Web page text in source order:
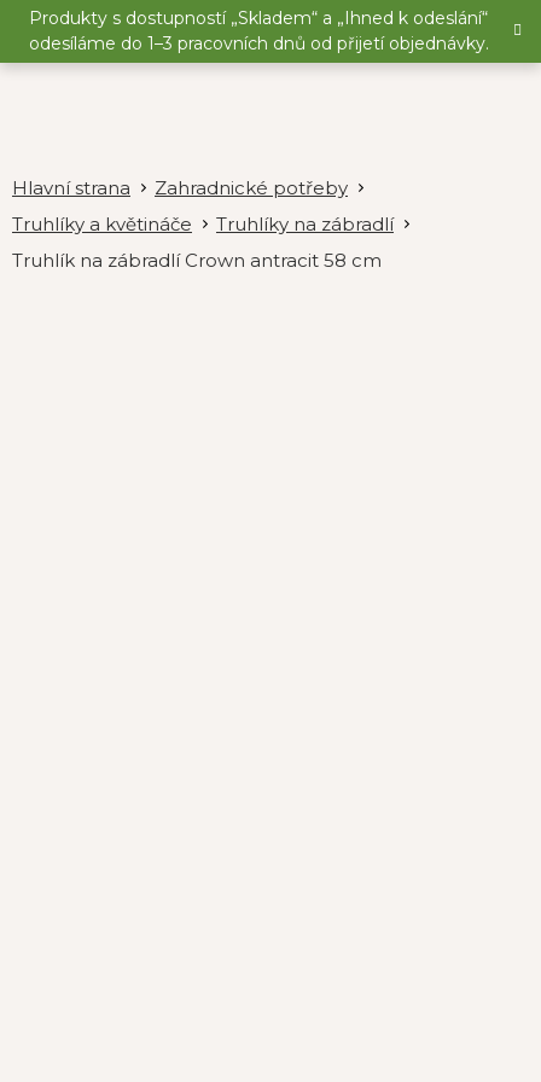
Přejít
obsah
Produkty s dostupností „Skladem“ a „Ihned k odeslání“
odesíláme do 1–3 pracovních dnů od přijetí objednávky.
Zahradnické potřeby
Truhlíky a květináče
Truhlíky na zábradlí
Truhlík na zábradlí Crown antracit 58 cm